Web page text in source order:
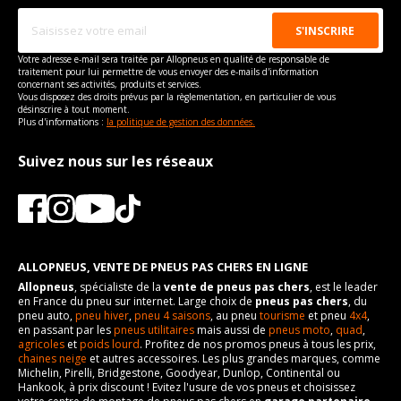
vous conseillons de contacter directement le constructeur.
Votre adresse e-mail sera traitée par Allopneus en qualité de responsable de
traitement pour lui permettre de vous envoyer des e-mails d'information
concernant ses activités, produits et services.
Vous disposez des droits prévus par la règlementation, en particulier de vous
désinscrire à tout moment.
Plus d'informations : la politique de gestion des données.
Suivez nous sur les réseaux
ALLOPNEUS, VENTE DE PNEUS PAS CHERS EN LIGNE
Allopneus, spécialiste de la vente de pneus pas chers, est le leader
en France du pneu sur internet. Large choix de pneus pas chers, du
pneu auto,pneu hiver,pneu 4 saisons, au pneu tourisme et pneu 4x4,
en passant par lespneus utilitairesmais aussi de pneus moto, quad,
agricoles etpoids lourd. Profitez de nos promos pneus à tous les prix,
chaines neige et autres accessoires. Les plus grandes marques, comme
Michelin, Pirelli, Bridgestone, Goodyear, Dunlop, Continental ou
Hankook, à prix discount ! Evitez l'usure de vos pneus et choisissez